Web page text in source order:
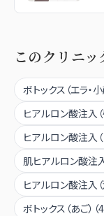
このクリニ
ボトックス（エラ・小
ヒアルロン酸注入（
ヒアルロン酸注入（
肌ヒアルロン酸注入
ヒアルロン酸注入（
ボトックス（あご） （4